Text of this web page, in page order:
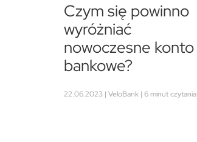
Czym się powinno
wyróżniać
nowoczesne konto
bankowe?
22.06.2023 | VeloBank | 6 minut czytania